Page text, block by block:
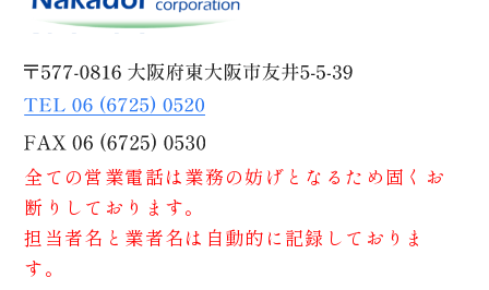
全ての営業電話は業務の妨げとなるため固くお
断りしております。
担当者名と業者名は自動的に記録しておりま
す。